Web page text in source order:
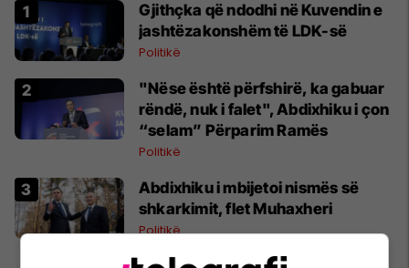
Gjithçka që ndodhi në Kuvendin e
jashtëzakonshëm të LDK-së
Politikë
"Nëse është përfshirë, ka gabuar
rëndë, nuk i falet", Abdixhiku i çon
“selam” Përparim Ramës
Politikë
Abdixhiku i mbijetoi nismës së
shkarkimit, flet Muhaxheri
Politikë